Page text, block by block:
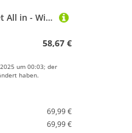
FLEXVIT Mini 6er Set All in - Widerstandsband-Set für alle Fitnesslevel, umfassendes Training und vielseitige Übungen, von sehr leicht bis extrem stark, ideal für Anfänger und Profis
58,67 €
um 00:03; der
haben.
69,99 €
69,99 €